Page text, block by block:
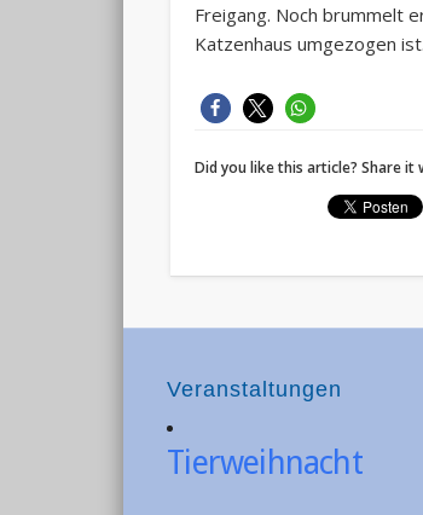
Freigang. Noch brummelt
Katzenhaus umgezogen ist.
Did you like this article? Share it
Veranstaltungen
Tierweihnacht